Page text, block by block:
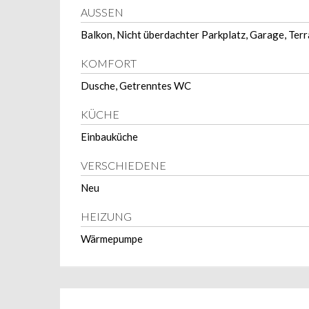
AUSSEN
Balkon, Nicht überdachter Parkplatz, Garage,
KOMFORT
Dusche, Getrenntes WC
KÜCHE
Einbauküche
VERSCHIEDENE
Neu
HEIZUNG
Wärmepumpe